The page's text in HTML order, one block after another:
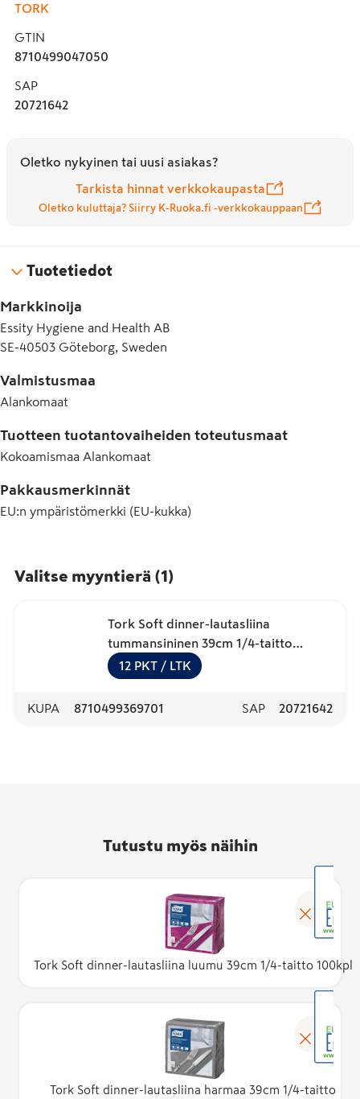
TORK
GTIN
8710499047050
SAP
20721642
Oletko nykyinen tai uusi asiakas?
Tarkista hinnat verkkokaupasta
Oletko kuluttaja? Siirry K-Ruoka.fi -verkkokauppaan
Tuotetiedot
Markkinoija
Essity Hygiene and Health AB
SE-40503 Göteborg, Sweden
Valmistusmaa
Alankomaat
Tuotteen tuotantovaiheiden toteutusmaat
Kokoamismaa Alankomaat
Pakkausmerkinnät
EU:n ympäristömerkki (EU-kukka)
Valitse myyntierä (1)
Tork Soft dinner-lautasliina
tummansininen 39cm 1/4-taitto
100kpl
12 PKT / LTK
KUPA 8710499369701 SAP 20721642
Tutustu myös näihin
Tork Soft dinner-lautasliina luumu 39cm 1/4-taitto 100kpl
Tork Soft dinner-lautasliina harmaa 39cm 1/4-taitto